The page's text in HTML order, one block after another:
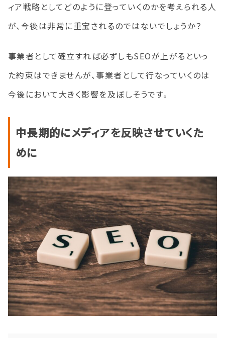
ィア戦略としてどのように登っていくのかを考えられる人
が、今後は非常に重宝されるのではないでしょうか？
事業者として確立すれば必ずしもSEOが上がるといっ
た約束はできませんが、事業者として行なっていくのは
今後において大きく影響を及ぼしそうです。
中長期的にメディアを反映させていくた
めに